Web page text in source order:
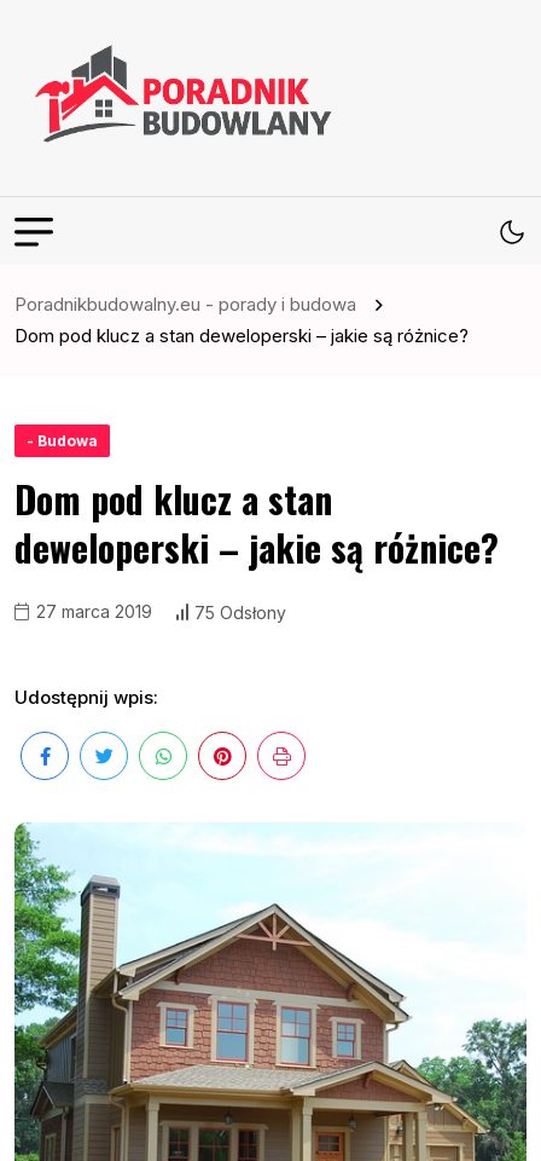
Poradnikbudowalny.eu - porady i budowa
Dom pod klucz a stan deweloperski – jakie są różnice?
- Budowa
Dom pod klucz a stan
deweloperski – jakie są różnice?
27 marca 2019 75 Odsłony
Udostępnij wpis: